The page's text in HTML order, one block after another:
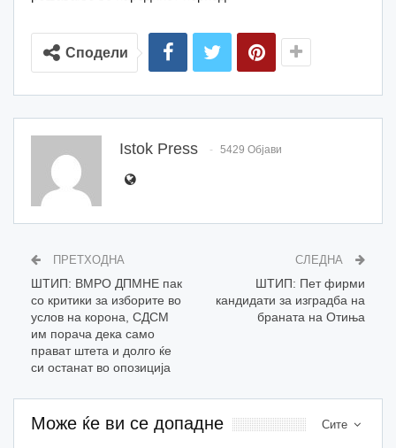
Сподели
Istok Press 5429 Објави
ПРЕТХОДНА
ШТИП: ВМРО ДПМНЕ пак
со критики за изборите во
услов на корона, СДСМ
им порача дека само
прават штета и долго ќе
си останат во опозиција
СЛЕДНА
ШТИП: Пет фирми
кандидати за изградба на
браната на Отиња
Сите
Може ќе ви се допадне